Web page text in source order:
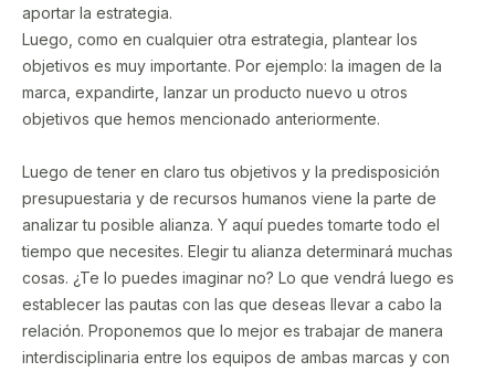
aportar la estrategia.
Luego, como en cualquier otra estrategia, plantear los
objetivos es muy importante. Por ejemplo: la imagen de la
marca, expandirte, lanzar un producto nuevo u otros
objetivos que hemos mencionado anteriormente.
Luego de tener en claro tus objetivos y la predisposición
presupuestaria y de recursos humanos viene la parte de
analizar tu posible alianza. Y aquí puedes tomarte todo el
tiempo que necesites. Elegir tu alianza determinará muchas
cosas. ¿Te lo puedes imaginar no? Lo que vendrá luego es
establecer las pautas con las que deseas llevar a cabo la
relación. Proponemos que lo mejor es trabajar de manera
interdisciplinaria entre los equipos de ambas marcas y con